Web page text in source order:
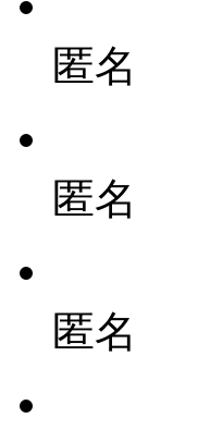
匿名
匿名
匿名